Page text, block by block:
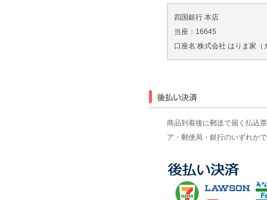
四国銀行 本店
当座：16645
口座名:株式会社 はりま家
商品到着後に郵送で届く払込
ア・郵便局・銀行のいずれか